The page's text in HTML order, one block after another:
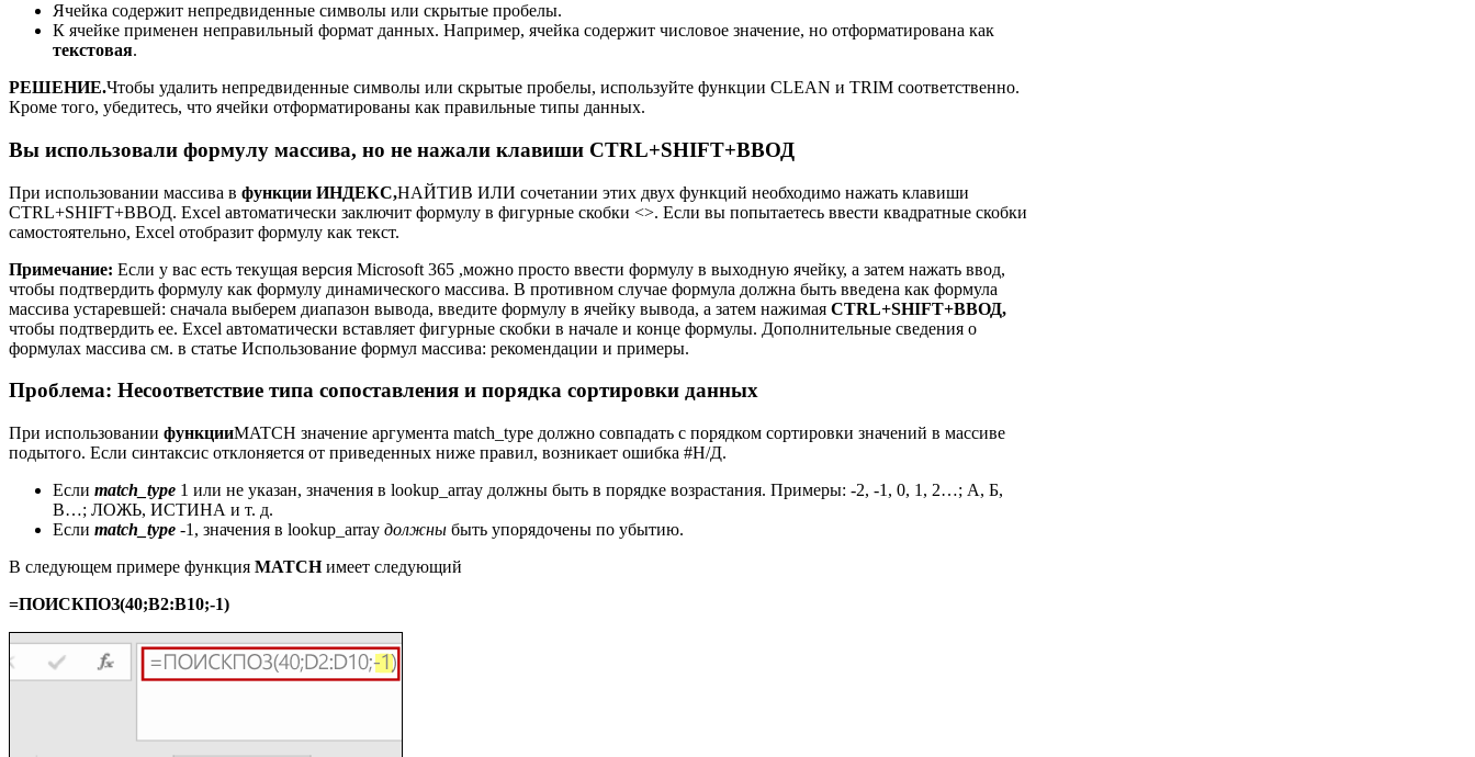
Ячейка содержит непредвиденные символы или скрытые пробелы.
К ячейке применен неправильный формат данных. Например, ячейка содержит числовое значение, но отформатирована как
текстовая.
РЕШЕНИЕ.Чтобы удалить непредвиденные символы или скрытые пробелы, используйте функции CLEAN и TRIM соответственно.
Кроме того, убедитесь, что ячейки отформатированы как правильные типы данных.
Вы использовали формулу массива, но не нажали клавиши CTRL+SHIFT+ВВОД
При использовании массива в функции ИНДЕКС,НАЙТИВ ИЛИ сочетании этих двух функций необходимо нажать клавиши
CTRL+SHIFT+ВВОД. Excel автоматически заключит формулу в фигурные скобки <>. Если вы попытаетесь ввести квадратные скобки
самостоятельно, Excel отобразит формулу как текст.
Примечание: Если у вас есть текущая версия Microsoft 365 ,можно просто ввести формулу в выходную ячейку, а затем нажать ввод,
чтобы подтвердить формулу как формулу динамического массива. В противном случае формула должна быть введена как формула
массива устаревшей: сначала выберем диапазон вывода, введите формулу в ячейку вывода, а затем нажимая CTRL+SHIFT+ВВОД,
чтобы подтвердить ее. Excel автоматически вставляет фигурные скобки в начале и конце формулы. Дополнительные сведения о
формулах массива см. в статье Использование формул массива: рекомендации и примеры.
Проблема: Несоответствие типа сопоставления и порядка сортировки данных
При использовании функцииMATCH значение аргумента match_type должно совпадать с порядком сортировки значений в массиве
подытого. Если синтаксис отклоняется от приведенных ниже правил, возникает ошибка #Н/Д.
Если match_type 1 или не указан, значения в lookup_array должны быть в порядке возрастания. Примеры: -2, -1, 0, 1, 2…; А, Б,
В…; ЛОЖЬ, ИСТИНА и т. д.
Если match_type -1, значения в lookup_array должны быть упорядочены по убытию.
В следующем примере функция MATCHимеет следующий
=ПОИСКПОЗ(40;B2:B10;-1)